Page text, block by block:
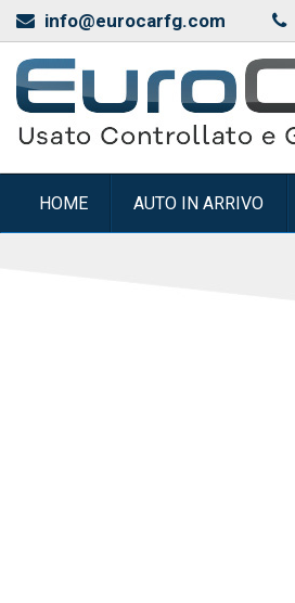
info@eurocarfg.com
HOME AUTO IN ARRIVO